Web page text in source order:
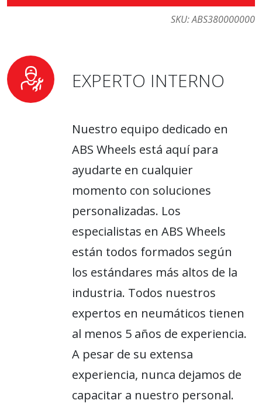
SKU:ABS380000000
EXPERTO INTERNO
Nuestro equipo dedicado en
ABS Wheels está aquí para
ayudarte en cualquier
momento con soluciones
personalizadas. Los
especialistas en ABS Wheels
están todos formados según
los estándares más altos de la
industria. Todos nuestros
expertos en neumáticos tienen
al menos 5 años de experiencia.
A pesar de su extensa
experiencia, nunca dejamos de
capacitar a nuestro personal.